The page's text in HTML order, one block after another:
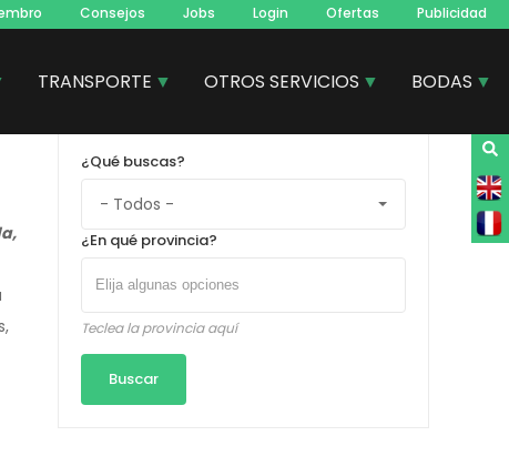
Consejos Jobs Login Ofertas Publicidad
TRANSPORTE OTROS SERVICIOS BODAS
¿Qué buscas?
¿En qué provincia?
Teclea la provincia aquí